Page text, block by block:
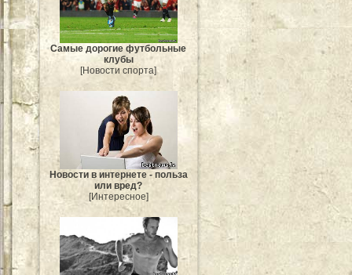
Самые дорогие футбольные
клубы
[Новости спорта]
Новости в интернете - польза
или вред?
[Интересное]